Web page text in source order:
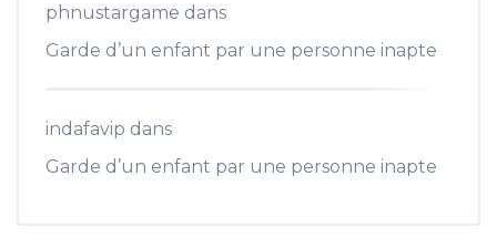
phnustargame dans
Garde d’un enfant par une personne inapte
indafavip dans
Garde d’un enfant par une personne inapte